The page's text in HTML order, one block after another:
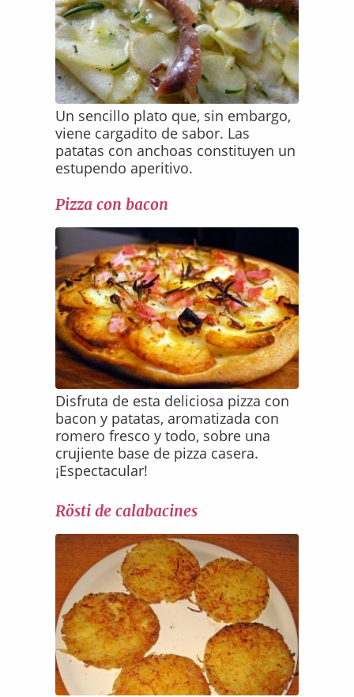
Un sencillo plato que, sin embargo,
viene cargadito de sabor. Las
patatas con anchoas constituyen un
estupendo aperitivo.
Pizza con bacon
Disfruta de esta deliciosa pizza con
bacon y patatas, aromatizada con
romero fresco y todo, sobre una
crujiente base de pizza casera.
¡Espectacular!
Rösti de calabacines